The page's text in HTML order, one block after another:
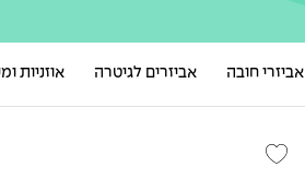
אביזרי חובה אביזרים לגיטרה אוזניות